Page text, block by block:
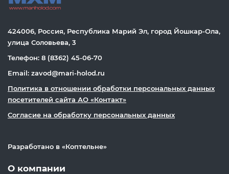
424006, Россия, Республика Марий Эл, город Йошкар-Ола,
улица Соловьева, 3
Телефон: 8 (8362) 45-06-70
Email: zavod@mari-holod.ru
Политика в отношении обработки персональных данных
посетителей сайта АО «Контакт»
Согласие на обработку персональных данных
Разработано в «Коптельне»
О компании